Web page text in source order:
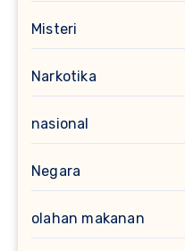
Misteri
Narkotika
nasional
Negara
olahan makanan